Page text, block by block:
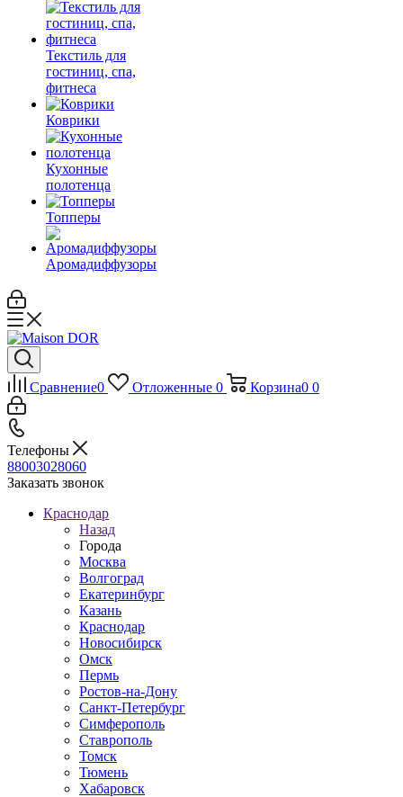
Текстиль для
гостиниц, спа,
фитнеса
Коврики
Кухонные
полотенца
Топперы
Аромадиффузоры
Сравнение0 Отложенные 0 Корзина0 0
Телефоны
88003028060
Заказать звонок
Краснодар
Назад
Города
Москва
Волгоград
Екатеринбург
Казань
Краснодар
Новосибирск
Омск
Пермь
Ростов-на-Дону
Санкт-Петербург
Симферополь
Ставрополь
Томск
Тюмень
Хабаровск